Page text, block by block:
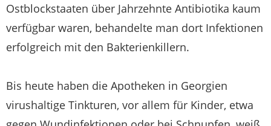
Ostblockstaaten über Jahrzehnte Antibiotika kaum
verfügbar waren, behandelte man dort Infektionen
erfolgreich mit den Bakterienkillern.
Bis heute haben die Apotheken in Georgien
virushaltige Tinkturen, vor allem für Kinder, etwa